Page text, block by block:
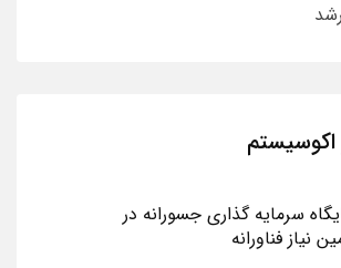
اکوسیستم
سرمایه گذاری جسورانه در
نیاز فناورانه